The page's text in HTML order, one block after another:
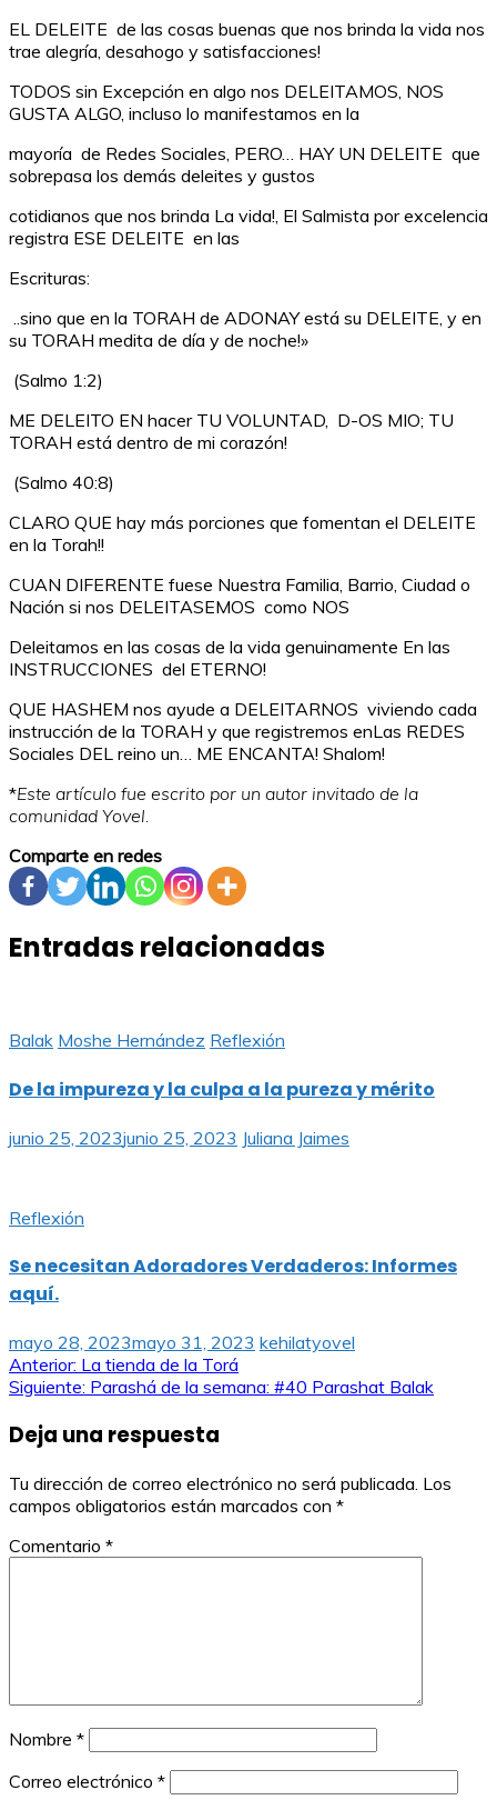
EL DELEITE de las cosas buenas que nos brinda la vida nos
trae alegría, desahogo y satisfacciones!
TODOS sin Excepción en algo nos DELEITAMOS, NOS
GUSTA ALGO, incluso lo manifestamos en la
mayoría de Redes Sociales, PERO… HAY UN DELEITE que
sobrepasa los demás deleites y gustos
cotidianos que nos brinda La vida!, El Salmista por excelencia
registra ESE DELEITE en las
Escrituras:
..sino que en la TORAH de ADONAY está su DELEITE, y en
su TORAH medita de día y de noche!»
(Salmo 1:2)
ME DELEITO EN hacer TU VOLUNTAD, D-OS MIO; TU
TORAH está dentro de mi corazón!
(Salmo 40:8)
CLARO QUE hay más porciones que fomentan el DELEITE
en la Torah!!
CUAN DIFERENTE fuese Nuestra Familia, Barrio, Ciudad o
Nación si nos DELEITASEMOS como NOS
Deleitamos en las cosas de la vida genuinamente En las
INSTRUCCIONES del ETERNO!
QUE HASHEM nos ayude a DELEITARNOS viviendo cada
instrucción de la TORAH y que registremos enLas REDES
Sociales DEL reino un… ME ENCANTA! Shalom!
*Este artículo fue escrito por un autor invitado de la
comunidad Yovel.
Comparte en redes
Entradas relacionadas
Balak Moshe Hernández Reflexión
De la impureza y la culpa a la pureza y mérito
junio 25, 2023junio 25, 2023 Juliana Jaimes
Reflexión
Se necesitan Adoradores Verdaderos: Informes
aquí.
mayo 28, 2023mayo 31, 2023 kehilatyovel
Navegación
entradas
Anterior: La tienda de la Torá
Siguiente: Parashá de la semana: #40 Parashat Balak
Deja una respuesta
Tu dirección de correo electrónico no será publicada. Los
campos obligatorios están marcados con *
Comentario *
Nombre *
Correo electrónico *